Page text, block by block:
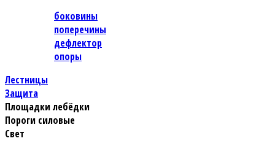
боковины
поперечины
дефлектор
опоры
Лестницы
Защита
Площадки лебёдки
Пороги силовые
Свет